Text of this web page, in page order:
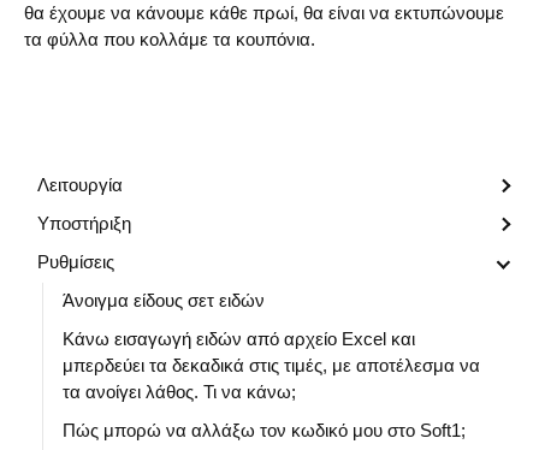
θα έχουμε να κάνουμε κάθε πρωί, θα είναι να εκτυπώνουμε
τα φύλλα που κολλάμε τα κουπόνια.
Λειτουργία
Υποστήριξη
Ρυθμίσεις
Άνοιγμα είδους σετ ειδών
Κάνω εισαγωγή ειδών από αρχείο Excel και
μπερδεύει τα δεκαδικά στις τιμές, με αποτέλεσμα να
τα ανοίγει λάθος. Τι να κάνω;
Πώς μπορώ να αλλάξω τον κωδικό μου στο Soft1;